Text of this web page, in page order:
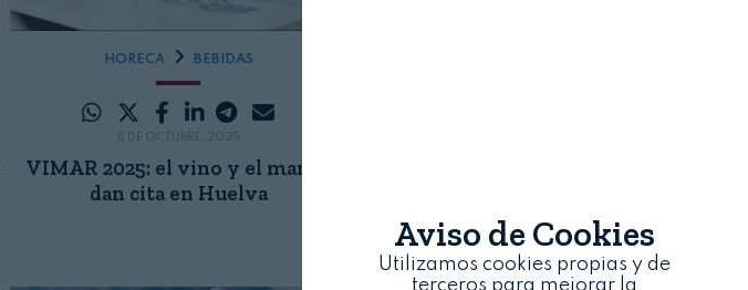
HORECA BEBIDAS
8 DE OCTUBRE, 2025
VIMAR 2025: el vino y el mar se
dan cita en Huelva
Aviso de Cookies
Utilizamos cookies propias y de
terceros para mejorar la